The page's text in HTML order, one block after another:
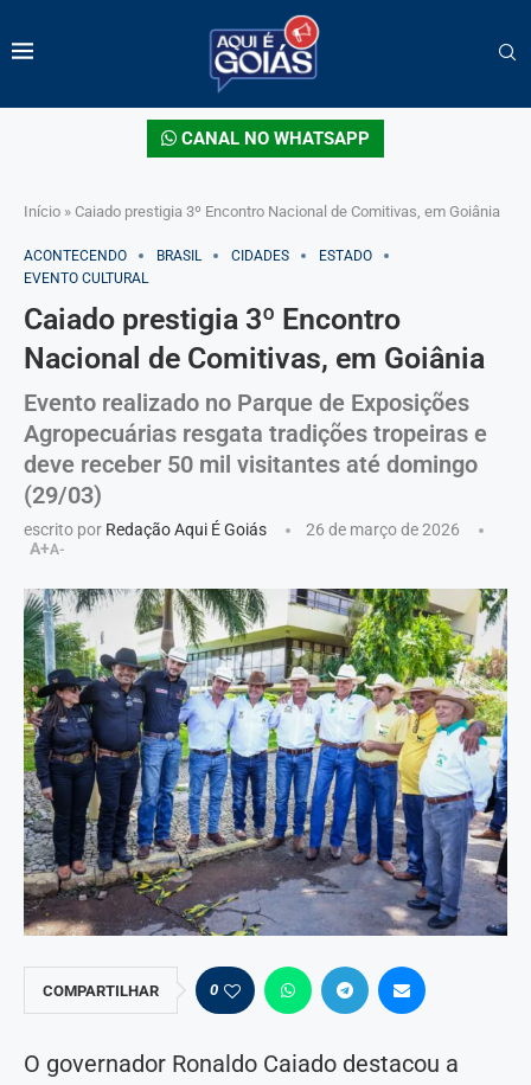
CANAL NO WHATSAPP
Início » Caiado prestigia 3º Encontro Nacional de Comitivas, em Goiânia
ACONTECENDO BRASIL CIDADES
ESTADO
EVENTO CULTURAL
Caiado prestigia 3º Encontro
Nacional de Comitivas, em Goiânia
Evento realizado no Parque de Exposições
Agropecuárias resgata tradições tropeiras e
deve receber 50 mil visitantes até domingo
(29/03)
escrito por Redação Aqui É Goiás
26 de março de 2026
A+A-
COMPARTILHAR 0
O governador Ronaldo Caiado destacou a